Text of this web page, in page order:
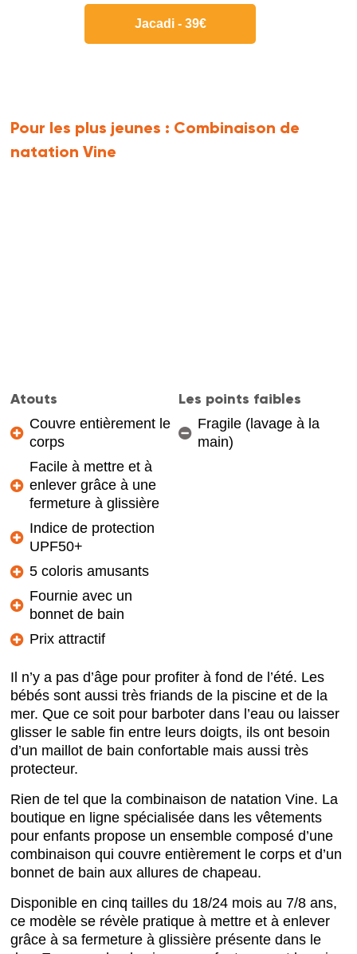
Jacadi - 39€
Pour les plus jeunes : Combinaison de
natation Vine
Atouts
Couvre entièrement le
corps
Facile à mettre et à
enlever grâce à une
fermeture à glissière
Indice de protection
UPF50+
5 coloris amusants
Fournie avec un
bonnet de bain
Prix attractif
Les points faibles
Fragile (lavage à la
main)
Il n’y a pas d’âge pour profiter à fond de l’été. Les
bébés sont aussi très friands de la piscine et de la
mer. Que ce soit pour barboter dans l’eau ou laisser
glisser le sable fin entre leurs doigts, ils ont besoin
d’un maillot de bain confortable mais aussi très
protecteur.
Rien de tel que la combinaison de natation Vine. La
boutique en ligne spécialisée dans les vêtements
pour enfants propose un ensemble composé d’une
combinaison qui couvre entièrement le corps et d’un
bonnet de bain aux allures de chapeau.
Disponible en cinq tailles du 18/24 mois au 7/8 ans,
ce modèle se révèle pratique à mettre et à enlever
grâce à sa fermeture à glissière présente dans le